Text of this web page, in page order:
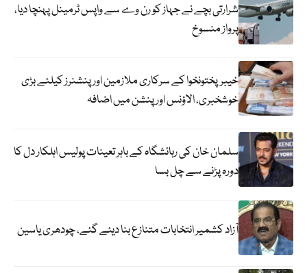
شرارتی بچے نے جہاز کو رن وے سے واپس ٹرمینل پہنچا دیا،
پرواز منسوخ
خیبرپختونخوا کے سرکاری ملازمین اور پنشنرز کیلئے بڑی
خوشخبری، الاؤنس اور پنشن میں اضافہ
سلمان خان کی رہائشگاہ کے باہر تعینات پولیس اہلکار دل کا
دورہ پڑنے سے چل بسا
آزاد کشمیر انتخابات متنازع بنا دیئے گئے، چودھری یاسین